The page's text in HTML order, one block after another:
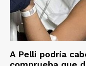
A Pelli podría